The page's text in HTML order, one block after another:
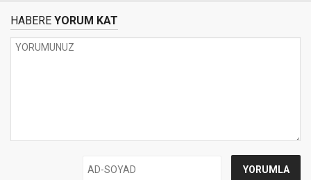
HABERE YORUM KAT